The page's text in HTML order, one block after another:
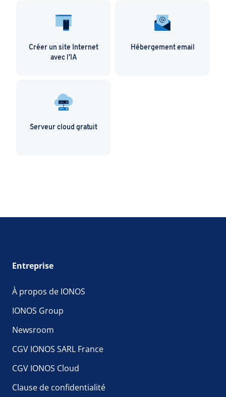
Créer un site Internet
avec l'IA
Hébergement email
Serveur cloud gratuit
Entreprise
À propos de IONOS
IONOS Group
Newsroom
CGV IONOS SARL France
CGV IONOS Cloud
Clause de confidentialité